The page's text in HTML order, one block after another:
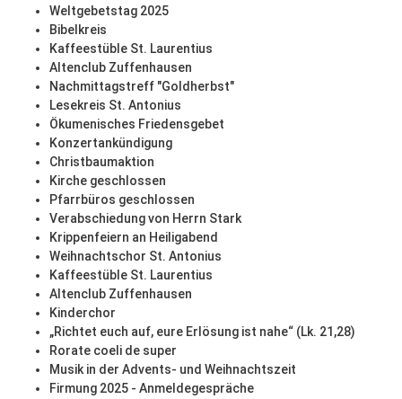
Weltgebetstag 2025
Bibelkreis
Kaffeestüble St. Laurentius
Altenclub Zuffenhausen
Nachmittagstreff "Goldherbst"
Lesekreis St. Antonius
Ökumenisches Friedensgebet
Konzertankündigung
Christbaumaktion
Kirche geschlossen
Pfarrbüros geschlossen
Verabschiedung von Herrn Stark
Krippenfeiern an Heiligabend
Weihnachtschor St. Antonius
Kaffeestüble St. Laurentius
Altenclub Zuffenhausen
Kinderchor
„Richtet euch auf, eure Erlösung ist nahe“ (Lk. 21,28)
Rorate coeli de super
Musik in der Advents- und Weihnachtszeit
Firmung 2025 - Anmeldegespräche